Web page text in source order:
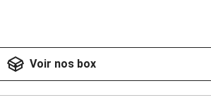
Voir nos box